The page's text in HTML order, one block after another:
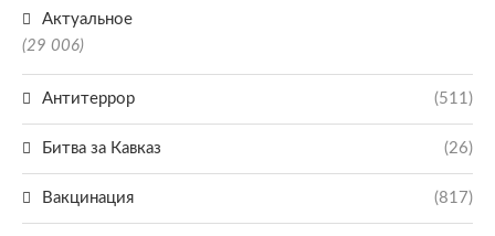
Актуальное
(29 006)
Антитеррор (511)
Битва за Кавказ (26)
Вакцинация (817)